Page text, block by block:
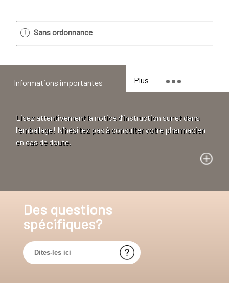
Sans ordonnance
Plus
Informations importantes
Lisez attentivement la notice d’instruction sur et dans
l'emballage! N'hésitez pas à consulter votre pharmacien
en cas de doute.
Des questions
spécifiques?